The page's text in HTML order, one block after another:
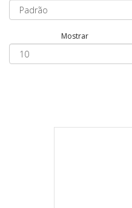
Mostrar